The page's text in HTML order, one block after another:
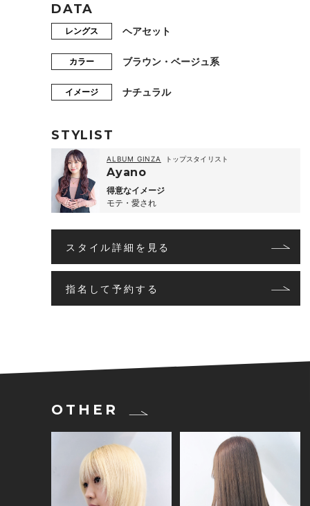
DATA
レングス ヘアセット
カラー ブラウン・ベージュ系
イメージ ナチュラル
STYLIST
Ayano
ALBUM GINZA トップスタイリスト
得意なイメージ
モテ・愛され
指名して予約する
スタイル詳細を見る
OTHER